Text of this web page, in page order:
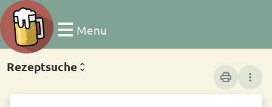
Menu
Rezeptsuche
print more_vert